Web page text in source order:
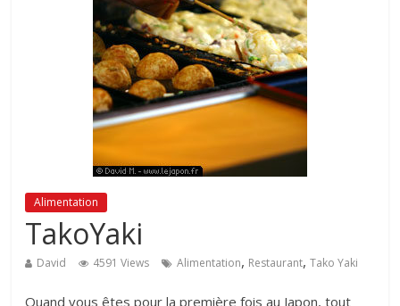
Alimentation
TakoYaki
David 4591 Views Alimentation, Restaurant,Tako Yaki
Quand vous êtes pour la première fois au Japon, tout